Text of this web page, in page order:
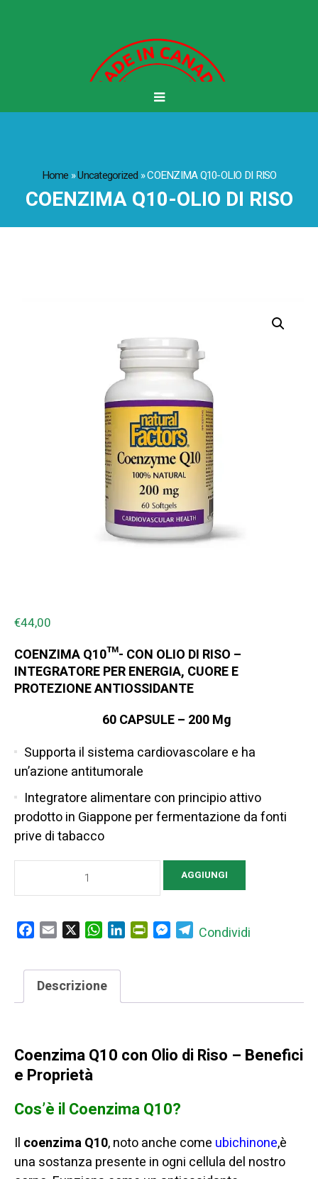
Home »Uncategorized »COENZIMA Q10-OLIO DI RISO
COENZIMA Q10-OLIO DI RISO
€44,00
COENZIMA Q10™- CON OLIO DI RISO –
INTEGRATORE PER ENERGIA, CUORE E
PROTEZIONE ANTIOSSIDANTE
60 CAPSULE – 200 Mg
Supporta il sistema cardiovascolare e ha
un’azione antitumorale
Integratore alimentare con principio attivo
prodotto in Giappone per fermentazione da fonti
prive di tabacco
DI
quantità
AGGIUNGI
Facebook
Email WhatsApp
LinkedInPrintFriendly
Messenger
Telegram
Condividi
Descrizione
Coenzima Q10 con Olio di Riso – Benefici
e Proprietà
Cos’è il Coenzima Q10?
Il coenzima Q10,noto anche come ubichinone,è
una sostanza presente in ogni cellula del nostro